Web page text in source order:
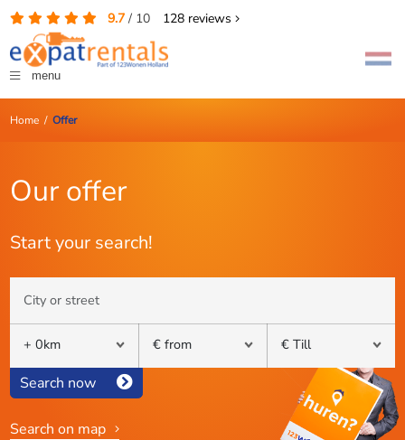
9.7/ 10 128reviews
menu
Home/ Offer
Our offer
Start your search!
Search now
Search on map